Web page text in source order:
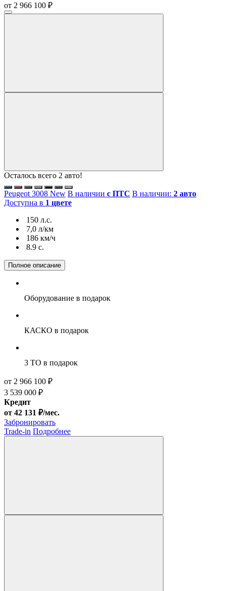
от 2 966 100 ₽
Осталось всего 2 авто!
Peugeot 3008 New В наличии с ПТС В наличии: 2 авто
Доступна в 1 цвете
150 л.с.
7,0 л/км
186 км/ч
8.9 c.
Полное описание
Оборудование в подарок
КАСКО в подарок
3 ТО в подарок
от 2 966 100 ₽
3 539 000 ₽
Кредит
от 42 131 ₽/мес.
Забронировать
Trade-in Подробнее